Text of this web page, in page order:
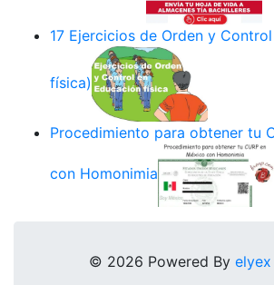
17 Ejercicios de Orden y
física)
Procedimiento para obtener tu
con Homonimia
© 2026 Powered By